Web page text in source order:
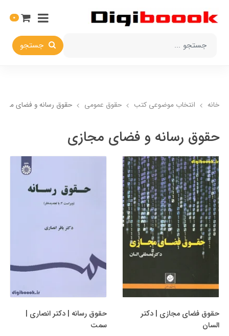
جستجو
0
خانه انتخاب​ موضوعي​ کتب حقوق عمومی حقوق رسانه و فضای
حقوق رسانه و فضای مجازی
حقوق فضای مجازی | دکتر
السان
حقوق رسانه | دکتر انصاری |
سمت